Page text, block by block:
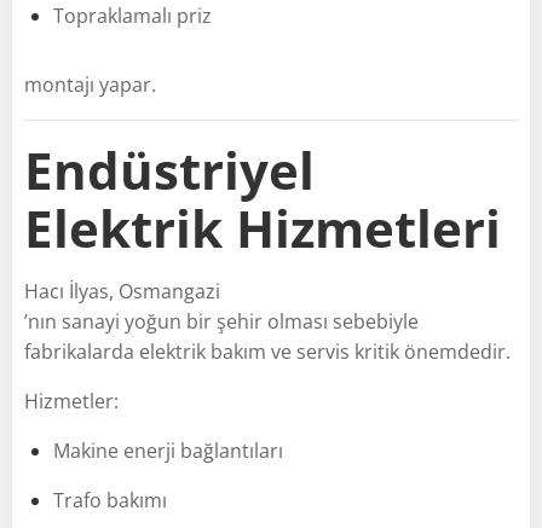
Topraklamalı priz
montajı yapar.
Endüstriyel
Elektrik Hizmetleri
Hacı İlyas, Osmangazi
’nın sanayi yoğun bir şehir olması sebebiyle
fabrikalarda elektrik bakım ve servis kritik önemdedir.
Hizmetler:
Makine enerji bağlantıları
Trafo bakımı